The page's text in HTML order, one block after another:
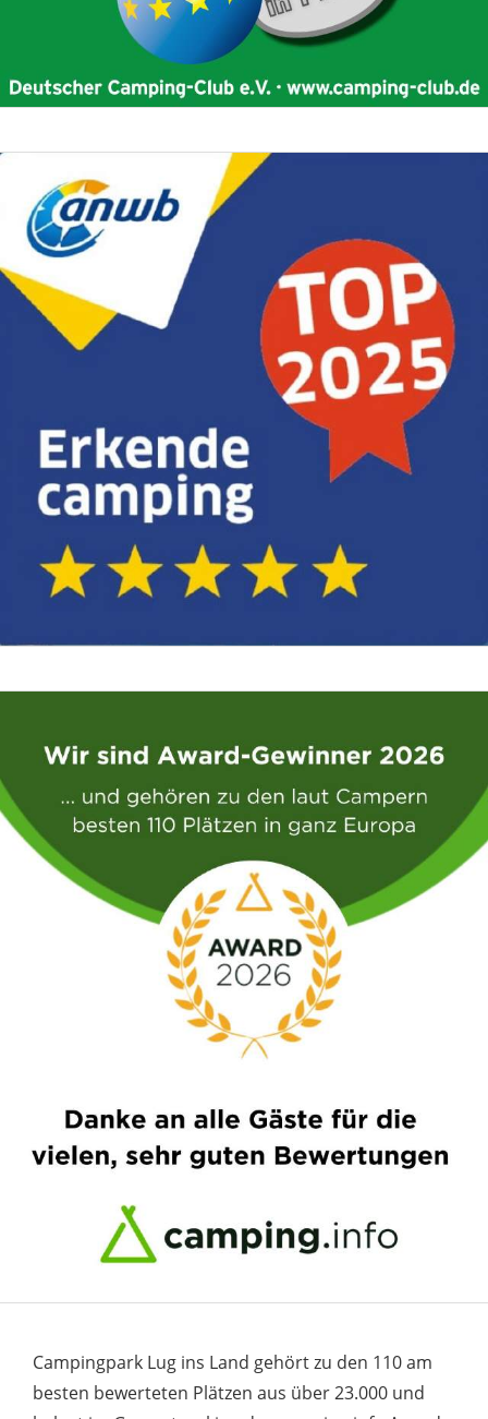
Campingpark Lug ins Land gehört zu den 110 am
besten bewerteten Plätzen aus über 23.000 und